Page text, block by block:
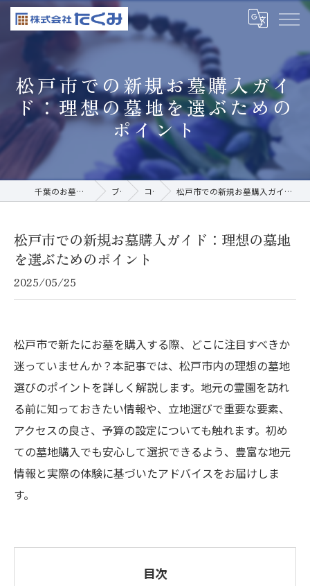
松戸市での新規お墓購入ガイ
ド：理想の墓地を選ぶための
ポイント
千葉のお墓なら株式会社たくみ ブログ コラム 松戸市での新規お墓購入ガイド：理想の墓地を選ぶためのポイント
松戸市での新規お墓購入ガイド：理想の墓地
を選ぶためのポイント
2025/05/25
松戸市で新たにお墓を購入する際、どこに注目すべきか
迷っていませんか？本記事では、松戸市内の理想の墓地
選びのポイントを詳しく解説します。地元の霊園を訪れ
る前に知っておきたい情報や、立地選びで重要な要素、
アクセスの良さ、予算の設定についても触れます。初め
ての墓地購入でも安心して選択できるよう、豊富な地元
情報と実際の体験に基づいたアドバイスをお届けしま
す。
目次